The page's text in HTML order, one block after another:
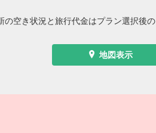
空き状況と旅行代金はプラン選択後の
地図表示